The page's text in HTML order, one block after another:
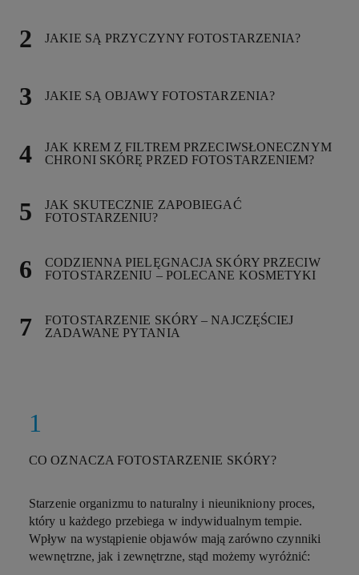
JAKIE SĄ PRZYCZYNY FOTOSTARZENIA?
JAKIE SĄ OBJAWY FOTOSTARZENIA?
JAK KREM Z FILTREM PRZECIWSŁONECZNYM
CHRONI SKÓRĘ PRZED FOTOSTARZENIEM?
JAK SKUTECZNIE ZAPOBIEGAĆ
FOTOSTARZENIU?
CODZIENNA PIELĘGNACJA SKÓRY PRZECIW
FOTOSTARZENIU – POLECANE KOSMETYKI
FOTOSTARZENIE SKÓRY – NAJCZĘŚCIEJ
ZADAWANE PYTANIA
CO OZNACZA FOTOSTARZENIE SKÓRY?
Starzenie organizmu to naturalny i nieunikniony proces,
który u każdego przebiega w indywidualnym tempie.
Wpływ na wystąpienie objawów mają zarówno czynniki
wewnętrzne, jak i zewnętrzne, stąd możemy wyróżnić: